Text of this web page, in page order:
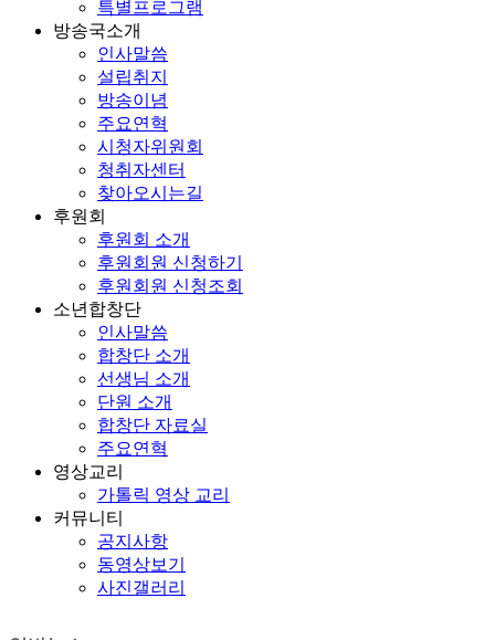
특별프로그램
방송국소개
인사말씀
설립취지
방송이념
주요연혁
시청자위원회
청취자센터
찾아오시는길
후원회
후원회 소개
후원회원 신청하기
후원회원 신청조회
소년합창단
인사말씀
합창단 소개
선생님 소개
단원 소개
합창단 자료실
주요연혁
영상교리
가톨릭 영상 교리
커뮤니티
공지사항
동영상보기
사진갤러리